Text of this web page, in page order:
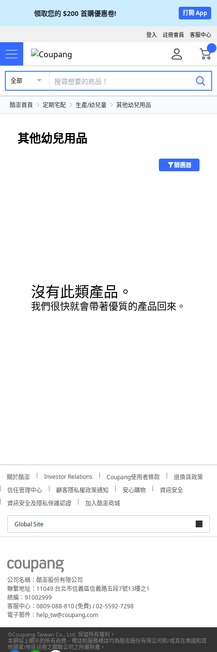
領取您的 $200 首購優惠卷! 打開 App
客服中心
註冊會員
登入
全部
酷澎首頁 定期宅配 生產/幼兒童 其他幼兒用品
其他幼兒用品
篩選器
沒有此類產品。
我們很快就會帶著優質的產品回來。
關於酷澎 Investor Relations Coupang使用者條款
退換貨政策
信任管理中心
顧客隱私權政策通知 安心購物
資訊安全
資訊安全及隱私保護認證
加入酷澎商城
Global Site
公司名稱：酷澎股份有限公司
聯繫地址：11049 台北市信義區信義路五段7號13樓之1
統編：91002999
客服中心：0809-088-810 (免費) / 02-5592-7298
電子郵件：help_tw@coupang.com
©Coupang Taiwan Co., Ltd. 保留所有權利。
本網站上顯示的所有商標、標誌和服務標誌均為酷澎股份有限公司和/或其在美國和其
他國家/地區註冊之關聯公司之所屬財產。